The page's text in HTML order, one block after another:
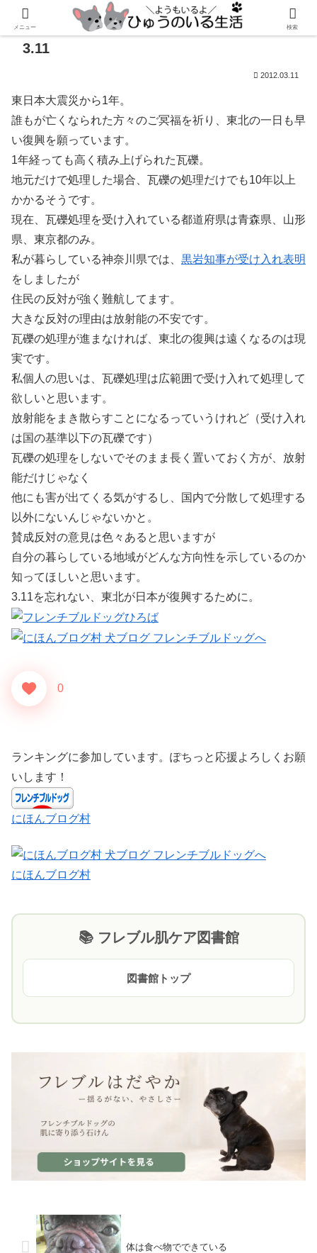
3.11
2012.03.11
東日本大震災から1年。
誰もが亡くなられた方々のご冥福を祈り、東北の一日も早
い復興を願っています。
1年経っても高く積み上げられた瓦礫。
地元だけで処理した場合、瓦礫の処理だけでも10年以上
かかるそうです。
現在、瓦礫処理を受け入れている都道府県は青森県、山形
県、東京都のみ。
私が暮らしている神奈川県では、 黒岩知事が受け入れ表明
をしましたが
住民の反対が強く難航してます。
大きな反対の理由は放射能の不安です。
瓦礫の処理が進まなければ、東北の復興は遠くなるのは現
実です。
私個人の思いは、瓦礫処理は広範囲で受け入れて処理して
欲しいと思います。
放射能をまき散らすことになるっていうけれど（受け入れ
は国の基準以下の瓦礫です）
瓦礫の処理をしないでそのまま長く置いておく方が、放射
能だけじゃなく
他にも害が出てくる気がするし、国内で分散して処理する
以外にないんじゃないかと。
賛成反対の意見は色々あると思いますが
自分の暮らしている地域がどんな方向性を示しているのか
知ってほしいと思います。
3.11を忘れない、東北が日本が復興するために。
0
ランキングに参加しています。ぽちっと応援よろしくお願
いします！
にほんブログ村
にほんブログ村
📚 フレブル肌ケア図書館
図書館トップ
体は食べ物でできている
メニュー 検索